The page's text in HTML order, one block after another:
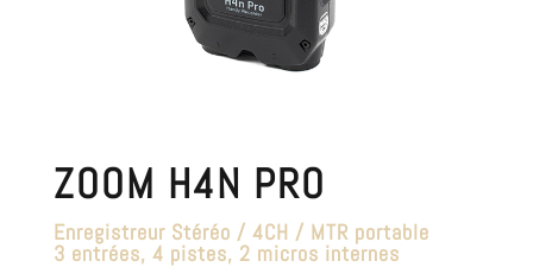
ZOOM H4N PRO
Enregistreur Stéréo / 4CH / MTR portable
3 entrées, 4 pistes, 2 micros internes